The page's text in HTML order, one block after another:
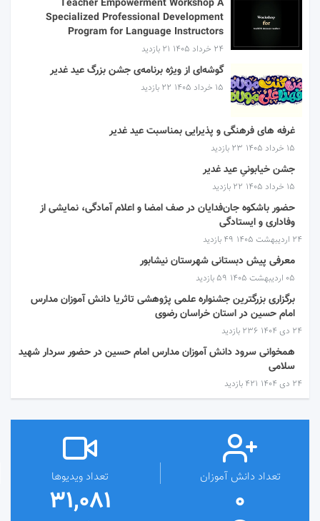
Teacher Empowerment Workshop A
Specialized Professional Development
Program for Language Instructors
۲۴ خرداد ۱۴۰۵ 21 بازدید
گوشه‌ای از ویژه برنامه‌ی جشن بزرگ عید غدیر
۱۵ خرداد ۱۴۰۵ 22 بازدید
غرفه های فرهنگی و پذیرایی بمناسبت عید غدیر
۱۵ خرداد ۱۴۰۵ 23 بازدید
جشن خیابونیِ عید غدیر
۱۵ خرداد ۱۴۰۵ 22 بازدید
حضور باشکوه جان‌فدایان در صف امضا و اعلام آمادگی، نمایشی از
وفاداری و ایستادگی
۲۴ اردیبهشت ۱۴۰۵ 49 بازدید
معرفی پیش دبستانی شهرستان نیشابور
۰۵ اردیبهشت ۱۴۰۵ 59 بازدید
برگزاری بزرگترین جشنواره علمی پژوهشی تاثریا دانش آموزان مدارس
امام حسین در استان خراسان رضوی
۲۴ دی ۱۴۰۴ 236 بازدید
همخوانی سرود دانش آموزان مدارس امام حسین در حضور سردار شهید
سلامی
۲۴ دی ۱۴۰۴ 421 بازدید
تعداد دانش آموزان
0
تعداد ویدیوها
31,081